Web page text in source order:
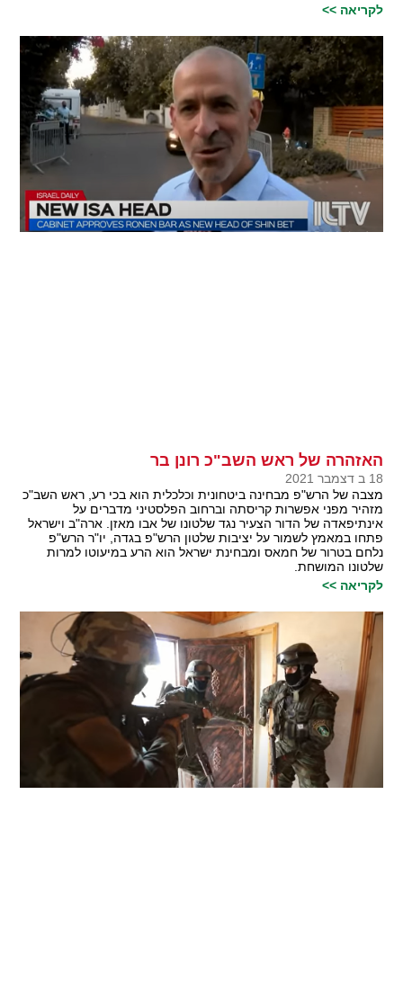
לקריאה >>
האזהרה של ראש השב"כ רונן בר
18 ב דצמבר 2021
מצבה של הרש"פ מבחינה ביטחונית וכלכלית הוא בכי רע, ראש השב"כ
מזהיר מפני אפשרות קריסתה וברחוב הפלסטיני מדברים על
אינתיפאדה של הדור הצעיר נגד שלטונו של אבו מאזן. ארה"ב וישראל
פתחו במאמץ לשמור על יציבות שלטון הרש"פ בגדה, יו"ר הרש"פ
נלחם בטרור של חמאס ומבחינת ישראל הוא הרע במיעוטו למרות
שלטונו המושחת.
לקריאה >>